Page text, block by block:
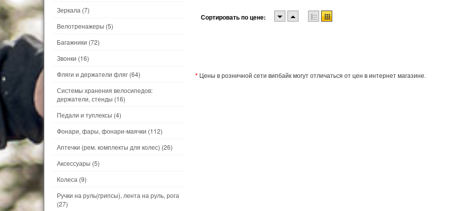
Сортировать по цене:
* Цены в розничной сети випбайк могут отличаться от цен в интернет магазине.
Зеркала (7)
Велотренажеры (5)
Багажники (72)
Звонки (16)
Фляги и держатели фляг (64)
Системы хранения велосипедов:
держатели, стенды (16)
Педали и туплексы (4)
Фонари, фары, фонари-маячки (112)
Аптечки (рем. комплекты для колес) (26)
Аксессуары (5)
Колеса (9)
Ручки на руль(грипсы), лента на руль, рога
(27)